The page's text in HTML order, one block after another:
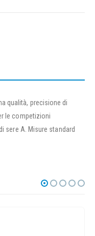
qualità, precisione di
le competizioni
sere A. Misure standard